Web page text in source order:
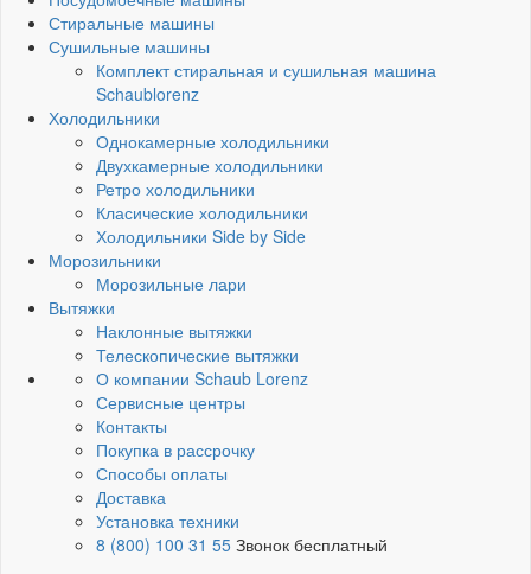
Стиральные машины
Сушильные машины
Комплект стиральная и сушильная машина
Schaublorenz
Холодильники
Однокамерные холодильники
Двухкамерные холодильники
Ретро холодильники
Класические холодильники
Холодильники Side by Side
Морозильники
Морозильные лари
Вытяжки
Наклонные вытяжки
Телескопические вытяжки
О компании Schaub Lorenz
Сервисные центры
Контакты
Покупка в рассрочку
Способы оплаты
Доставка
Установка техники
8 (800) 100 31 55 Звонок бесплатный